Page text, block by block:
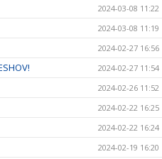
2024-03-08 11:22
2024-03-08 11:19
2024-02-27 16:56
2024-02-27 11:54
2024-02-26 11:52
2024-02-22 16:25
2024-02-22 16:24
2024-02-19 16:20